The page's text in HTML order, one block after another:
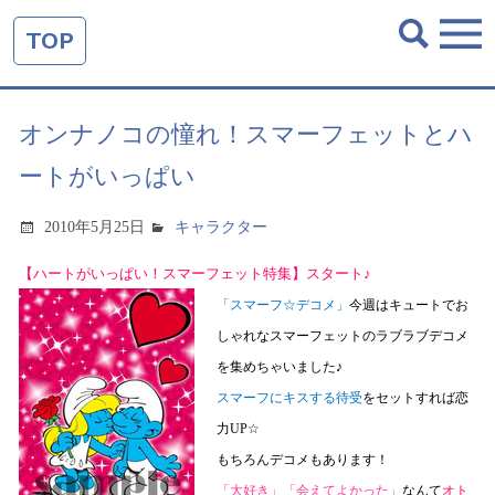
TOP
オンナノコの憧れ！スマーフェットとハ
ートがいっぱい
2010年5月25日 キャラクター
【ハートがいっぱい！スマーフェット特集】スタート♪
「スマーフ☆デコメ」 今週はキュートでお
しゃれなスマーフェットのラブラブデコメ
を集めちゃいました♪
スマーフにキスする待受をセットすれば恋
力UP☆
もちろんデコメもあります！
「大好き」「会えてよかった」 なんてオト